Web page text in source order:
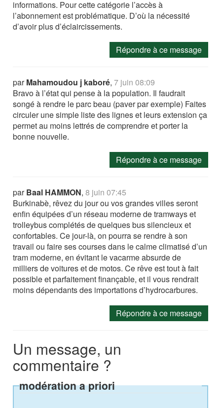
informations. Pour cette catégorie l’accès à
l’abonnement est problématique. D’où la nécessité
d’avoir plus d’éclaircissements.
Répondre à ce message
parMahamoudou j kaboré,7 juin 08:09
Bravo à l’état qui pense à la population. Il faudrait
songé à rendre le parc beau (paver par exemple) Faites
circuler une simple liste des lignes et leurs extension ça
permet au moins lettrés de comprendre et porter la
bonne nouvelle.
Répondre à ce message
parBaal HAMMON,8 juin 07:45
Burkinabè, rêvez du jour ou vos grandes villes seront
enfin équipées d’un réseau moderne de tramways et
trolleybus complétés de quelques bus silencieux et
confortables. Ce jour-là, on pourra se rendre à son
travail ou faire ses courses dans le calme climatisé d’un
tram moderne, en évitant le vacarme absurde de
milliers de voitures et de motos. Ce rêve est tout à fait
possible et parfaitement finançable, et il vous rendrait
moins dépendants des importations d’hydrocarbures.
Répondre à ce message
Un message, un
commentaire ?
modération a priori